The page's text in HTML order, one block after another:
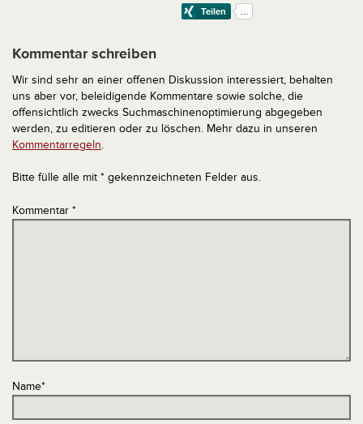
Kommentar schreiben
Wir sind sehr an einer offenen Diskussion interessiert, behalten
uns aber vor, beleidigende Kommentare sowie solche, die
offensichtlich zwecks Suchmaschinenoptimierung abgegeben
werden, zu editieren oder zu löschen. Mehr dazu in unseren
Kommentarregeln.
Bitte fülle alle mit * gekennzeichneten Felder aus.
Kommentar *
Name*